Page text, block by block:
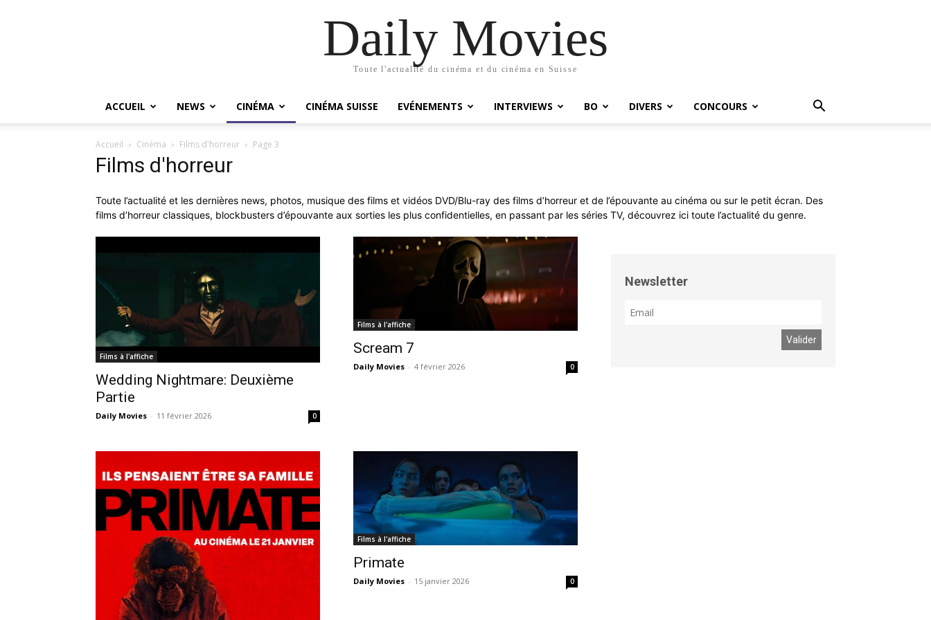
Daily Movies
Toute l'actualité du cinéma et du cinéma en Suisse
ACCUEIL NEWS CINÉMA CINÉMA SUISSE EVÉNEMENTS INTERVIEWS BO DIVERS CONCOURS
Accueil Cinéma Films d'horreur Page 3
Films d'horreur
Toute l’actualité et les dernières news, photos, musique des films et vidéos DVD/Blu-ray des films d’horreur et de l’épouvante au cinéma ou sur le petit écran. Des
films d’horreur classiques, blockbusters d’épouvante aux sorties les plus confidentielles, en passant par les séries TV, découvrez ici toute l’actualité du genre.
Films à l'affiche
Wedding Nightmare: Deuxième
Partie
Daily Movies - 11 février 2026 0
Films à l'affiche
Scream 7
Daily Movies - 4 février 2026 0
Films à l'affiche
Primate
Daily Movies - 15 janvier 2026 0
Newsletter